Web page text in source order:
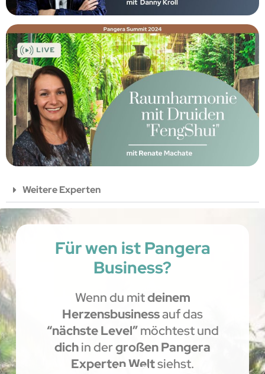
Weitere Experten
Für wen ist Pangera
Business?
Wenn du mitdeinem
Herzensbusinessauf das
“nächste Level”möchtest und
dichin dergroßen Pangera
Experten Weltsiehst.